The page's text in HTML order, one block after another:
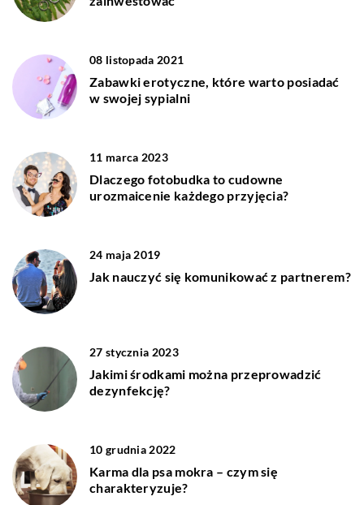
08 listopada 2021
Zabawki erotyczne, które warto posiadać
w swojej sypialni
11 marca 2023
Dlaczego fotobudka to cudowne
urozmaicenie każdego przyjęcia?
24 maja 2019
Jak nauczyć się komunikować z partnerem?
27 stycznia 2023
Jakimi środkami można przeprowadzić
dezynfekcję?
10 grudnia 2022
Karma dla psa mokra – czym się
charakteryzuje?